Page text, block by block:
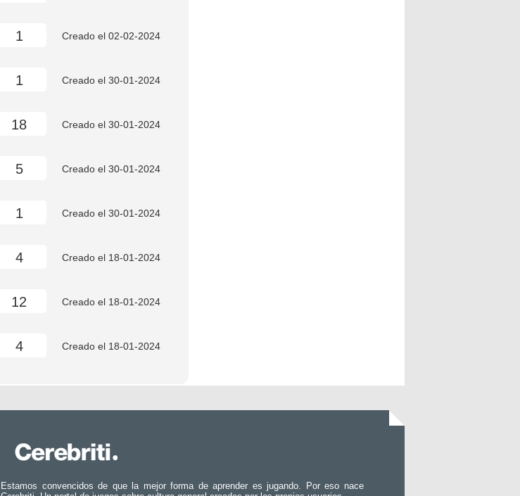
1 Creado el 02-02-2024
1 Creado el 30-01-2024
18 Creado el 30-01-2024
5 Creado el 30-01-2024
1 Creado el 30-01-2024
4 Creado el 18-01-2024
12 Creado el 18-01-2024
4 Creado el 18-01-2024
Estamos convencidos de que la mejor forma de aprender es jugando. Por eso nace